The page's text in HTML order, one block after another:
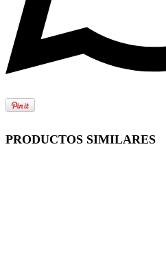
PRODUCTOS SIMILARES